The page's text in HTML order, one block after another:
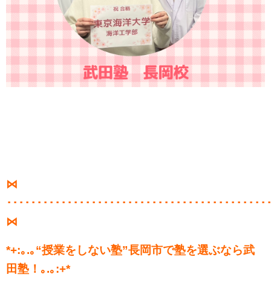
⋈
･･･････････････････････････････････････････
⋈
*+:｡.｡“授業をしない塾”長岡市で塾を選ぶなら武
田塾！ ｡.｡:+*